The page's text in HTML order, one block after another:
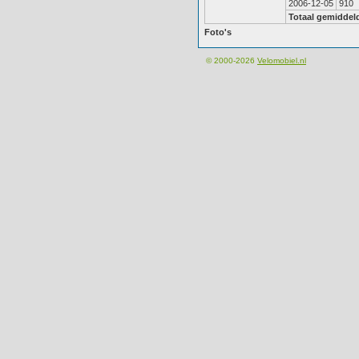
2006-12-05 910
Totaal
Foto's
© 2000-2026 Velomobiel.nl